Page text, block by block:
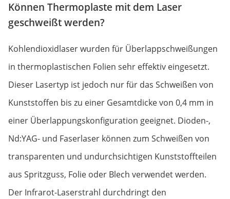
Können Thermoplaste mit dem Laser
geschweißt werden?
Kohlendioxidlaser wurden für Überlappschweißungen
in thermoplastischen Folien sehr effektiv eingesetzt.
Dieser Lasertyp ist jedoch nur für das Schweißen von
Kunststoffen bis zu einer Gesamtdicke von 0,4 mm in
einer Überlappungskonfiguration geeignet. Dioden-,
Nd:YAG- und Faserlaser können zum Schweißen von
transparenten und undurchsichtigen Kunststoffteilen
aus Spritzguss, Folie oder Blech verwendet werden.
Der Infrarot-Laserstrahl durchdringt den